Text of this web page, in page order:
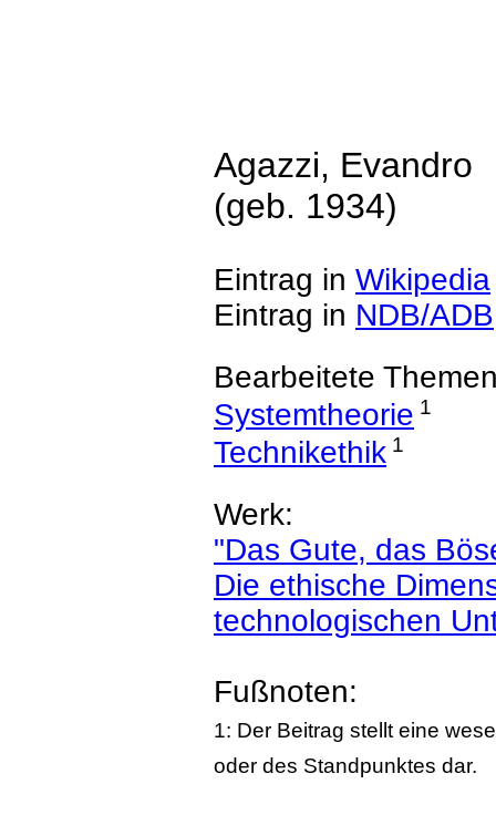
Agazzi, Evandro
(geb. 1934)
Eintrag in Wikipedia
Eintrag in NDB/ADB
Bearbeitete
Systemtheorie 1
Technikethik 1
Werk:
"Das Gute, das
Die ethische
technologischen
Fußnoten:
1: Der Beitrag stellt eine
oder des Standpunktes dar.